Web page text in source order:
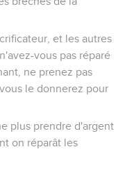
et les autres
vous pas réparé
ne prenez pas
le donnerez pour
plus prendre d'argent
on réparât les